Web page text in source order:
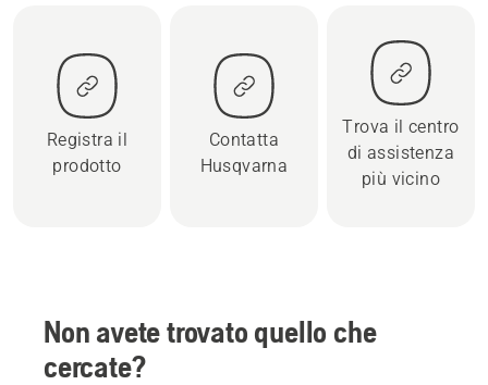
Registra il
prodotto
Contatta
Husqvarna
Trova il centro
di assistenza
più vicino
Non avete trovato quello che
cercate?